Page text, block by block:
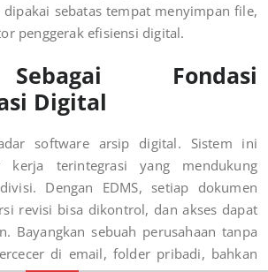
dipakai sebatas tempat menyimpan file,
penggerak efisiensi digital.
Fondasi
Digital
software arsip digital. Sistem ini
kerja terintegrasi yang mendukung
Dengan EDMS, setiap dokumen
revisi bisa dikontrol, dan akses dapat
Bayangkan sebuah perusahaan tanpa
di email, folder pribadi, bahkan